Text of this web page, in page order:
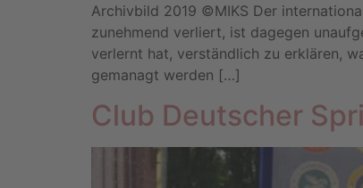
Archivbild 2019 ©MIKS Der
zunehmend verliert, ist dagegen
verlernt hat, verständlich zu erklären,
gemanagt werden […]
Club Deutscher